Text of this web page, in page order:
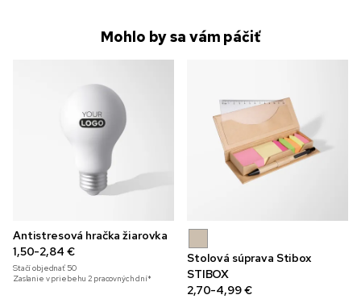
Mohlo by sa vám páčiť
Antistresová hračka žiarovka
1,50-2,84 €
Stačí objednať 50
Zaslanie v priebehu 2 pracovných dní*
Stolová súprava Stibox
STIBOX
2,70-4,99 €